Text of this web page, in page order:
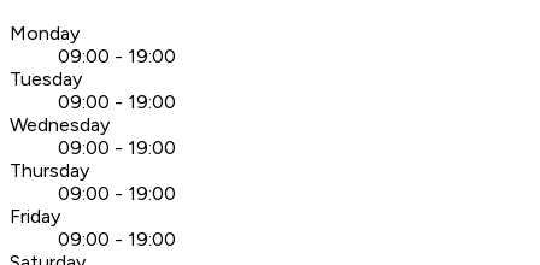
Monday
09:00 - 19:00
Tuesday
09:00 - 19:00
Wednesday
09:00 - 19:00
Thursday
09:00 - 19:00
Friday
09:00 - 19:00